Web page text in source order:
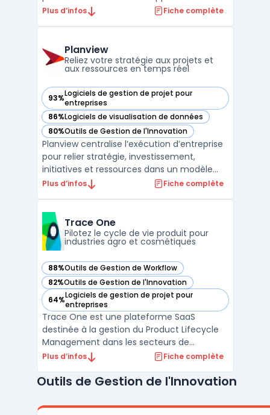
produits. Il permet une collaboration
à Windchill, les utilisateurs peuvent
identifier rapidement la ...
Plus d’infos Fiche complète
Planview
Reliez votre stratégie aux projets et
aux ressources en temps réel
93%Logiciels de gestion de projet pour
entreprises
— voir Planview dans cette catégorie
86%Logiciels de visualisation de données
— voir Planview dans cette catégorie
80%Outils de Gestion de l'Innovation
— voir Planview dans cette catégorie
Planview centralise l’exécution d’entreprise
pour relier stratégie, investissement,
initiatives et ressources dans un modèle
unifié. La plateforme cible la gestion de
départements de transformation et les
directions financiè ...
Plus d’infos Fiche complète
Trace One
Pilotez le cycle de vie produit pour
industries agro et cosmétiques
88%Outils de Gestion de Workflow
— voir Trace One dans cette catégorie
82%Outils de Gestion de l'Innovation
— voir Trace One dans cette catégorie
64%Logiciels de gestion de projet pour
entreprises
— voir Trace One dans cette catégorie
Trace One est une plateforme SaaS
destinée à la gestion du Product Lifecycle
Management dans les secteurs de
l’alimentaire, des cosmétiques et de la
conformité réglementaire, la gestion des
le pilotage du cycle ...
Plus d’infos Fiche complète
Outils de Gestion de l'Innovation